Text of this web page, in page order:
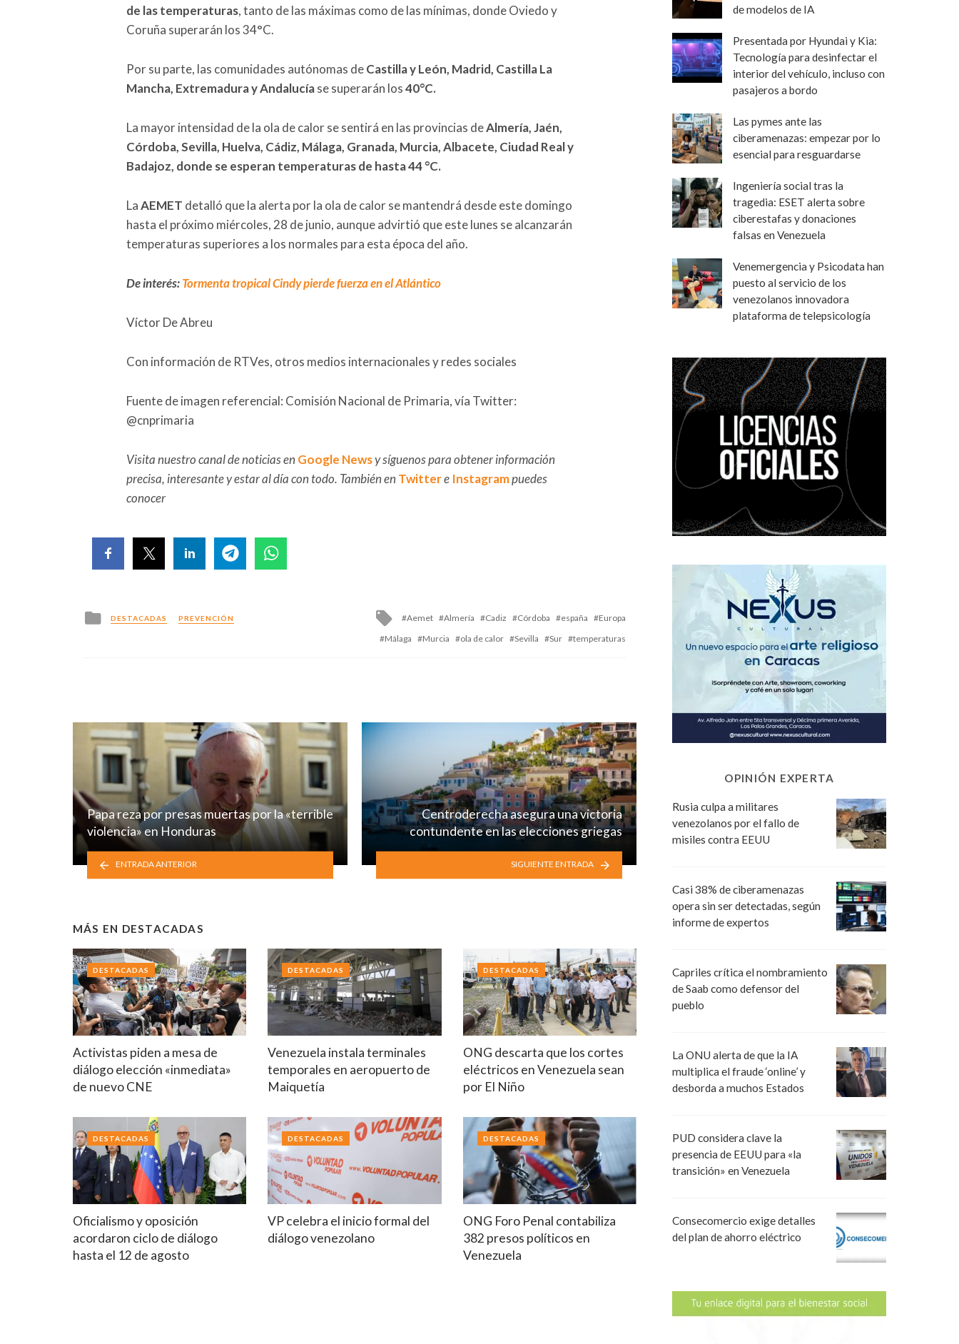
de las temperaturas, tanto de las máximas como de las mínimas, donde Oviedo y
Coruña superarán los 34°C.
Por su parte, las comunidades autónomas deCastilla y León, Madrid, Castilla La
Mancha, Extremadura y Andalucíase superarán los40°C.
La mayor intensidad de la ola de calor se sentirá en las provincias deAlmería, Jaén,
Córdoba, Sevilla, Huelva, Cádiz, Málaga, Granada, Murcia, Albacete, Ciudad Real y
Badajoz, donde se esperan temperaturas de hasta 44 °C.
LaAEMET detalló que la alerta por la ola de calor se mantendrá desde este domingo
hasta el próximo miércoles, 28 de junio, aunque advirtió que este lunes se alcanzarán
temperaturas superiores a los normales para esta época del año.
De interés:Tormenta tropical Cindy pierde fuerza en el Atlántico
Víctor De Abreu
Con información de RTVes, otros medios internacionales y redes sociales
Fuente de imagen referencial: Comisión Nacional de Primaria, vía Twitter:
@cnprimaria
Visita nuestro canal de noticias en Google Newsy síguenos para obtener información
precisa, interesante y estar al día con todo. También en Twittere Instagrampuedes
conocer
Posted
in
DESTACADAS PREVENCIÓN
Tagged
with
Aemet Almería Cadiz Córdoba españa
Europa
Málaga
Murcia ola de calor Sevilla Sur temperaturas
Papa reza por presas muertas por la «terrible
violencia» en Honduras
ENTRADA ANTERIOR
Centroderecha asegura una victoria
contundente en las elecciones griegas
SIGUIENTE ENTRADA
MÁS EN DESTACADAS
Activistas piden a mesa de
diálogo elección «inmediata»
de nuevo CNE
DESTACADAS
Venezuela instala terminales
temporales en aeropuerto de
Maiquetía
DESTACADAS
ONG descarta que los cortes
eléctricos en Venezuela sean
por El Niño
DESTACADAS
Oficialismo y oposición
acordaron ciclo de diálogo
hasta el 12 de agosto
DESTACADAS
VP celebra el inicio formal del
diálogo venezolano
DESTACADAS
ONG Foro Penal contabiliza
382 presos políticos en
Venezuela
DESTACADAS
de modelos de IA
Presentada por Hyundai y Kia:
Tecnología para desinfectar el
interior del vehículo, incluso con
pasajeros a bordo
Las pymes ante las
ciberamenazas: empezar por lo
esencial para resguardarse
Ingeniería social tras la
tragedia: ESET alerta sobre
ciberestafas y donaciones
falsas en Venezuela
Venemergencia y Psicodata han
puesto al servicio de los
venezolanos innovadora
plataforma de telepsicología
OPINIÓN EXPERTA
Rusia culpa a militares
venezolanos por el fallo de
misiles contra EEUU
Casi 38% de ciberamenazas
opera sin ser detectadas, según
informe de expertos
Capriles crítica el nombramiento
de Saab como defensor del
pueblo
La ONU alerta de que la IA
multiplica el fraude ‘online’ y
desborda a muchos Estados
PUD considera clave la
presencia de EEUU para «la
transición» en Venezuela
Consecomercio exige detalles
del plan de ahorro eléctrico